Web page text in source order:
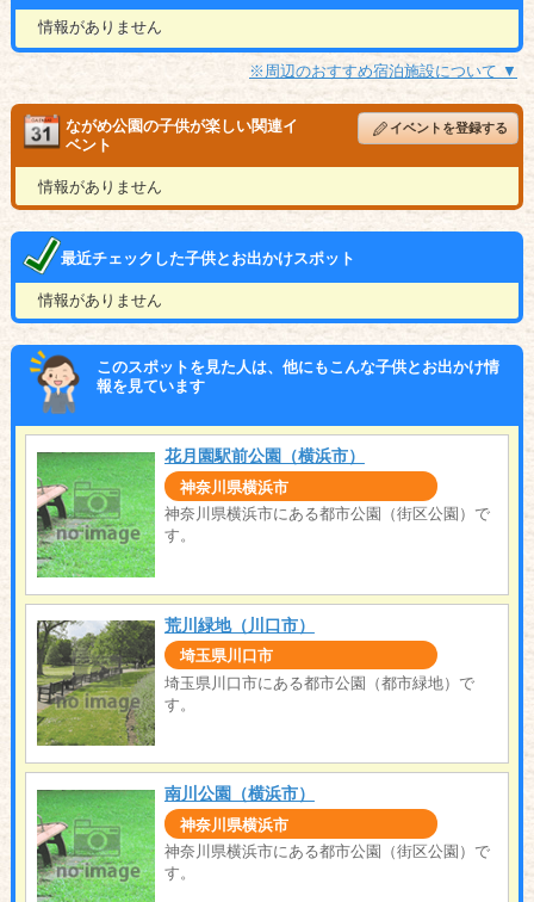
情報がありません
※周辺のおすすめ宿泊施設について ▼
ながめ公園の子供が楽しい関連イ
ベント
イベントを登録する
情報がありません
最近チェックした子供とお出かけスポット
情報がありません
このスポットを見た人は、他にもこんな子供とお出かけ情
報を見ています
花月園駅前公園（横浜市）
神奈川県横浜市
神奈川県横浜市にある都市公園（街区公園）で
す。
荒川緑地（川口市）
埼玉県川口市
埼玉県川口市にある都市公園（都市緑地）で
す。
南川公園（横浜市）
神奈川県横浜市
神奈川県横浜市にある都市公園（街区公園）で
す。